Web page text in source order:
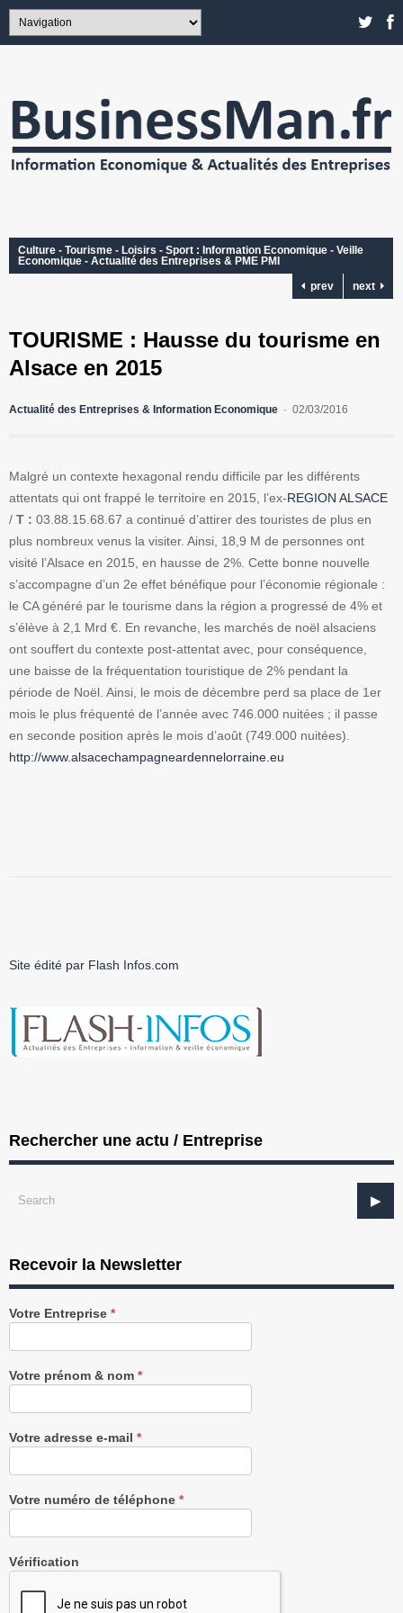
Culture - Tourisme - Loisirs - Sport : Information Economique - Veille
Economique - Actualité des Entreprises & PME PMI
prev
next
TOURISME : Hausse du tourisme en
Alsace en 2015
Actualité des Entreprises & Information Economique 02/03/2016
Malgré un contexte hexagonal rendu difficile par les différents
attentats qui ont frappé le territoire en 2015, l’ex-REGION ALSACE
/ T : 03.88.15.68.67 a continué d’attirer des touristes de plus en
plus nombreux venus la visiter. Ainsi, 18,9 M de personnes ont
visité l’Alsace en 2015, en hausse de 2%. Cette bonne nouvelle
s’accompagne d’un 2e effet bénéfique pour l’économie régionale :
le CA généré par le tourisme dans la région a progressé de 4% et
s’élève à 2,1 Mrd €. En revanche, les marchés de noël alsaciens
ont souffert du contexte post-attentat avec, pour conséquence,
une baisse de la fréquentation touristique de 2% pendant la
période de Noël. Ainsi, le mois de décembre perd sa place de 1er
mois le plus fréquenté de l’année avec 746.000 nuitées ; il passe
en seconde position après le mois d’août (749.000 nuitées).
http://www.alsacechampagneardennelorraine.eu
Site édité par Flash Infos.com
Rechercher une actu / Entreprise
Recevoir la Newsletter
Recevez
notre
gratuitement
Votre Entreprise *
Votre prénom & nom *
Votre adresse e-mail *
Votre numéro de téléphone *
Vérification